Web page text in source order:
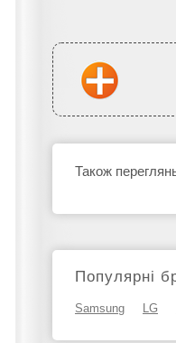
Також
Популярні
Samsung LG